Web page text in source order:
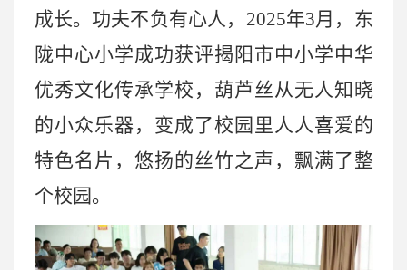
成长。功夫不负有心人， 2025年3月，东
陇中心小学成功获评揭阳市中小学中华
优秀文化传承学校，葫芦丝从无人知晓
的小众乐器，变成了校园里人人喜爱的
特色名片，悠扬的丝竹之声，飘满了整
个校园。